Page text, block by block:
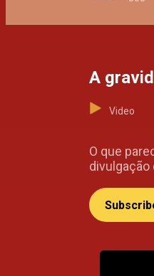
A
Video
O que
divulgação